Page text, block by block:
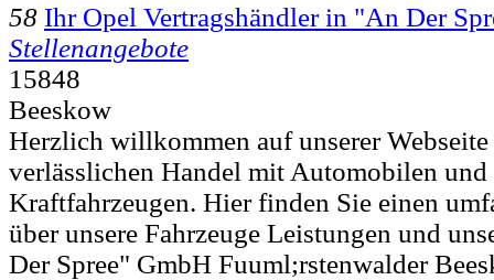
58 Ihr Opel Vertragshändler in "An Der
Stellenangebote
15848
Beeskow
Herzlich willkommen auf unserer
verlässlichen Handel mit Automobilen und
Kraftfahrzeugen. Hier finden Sie einen
über unsere Fahrzeuge Leistungen und
Der Spree" GmbH Fuuml;rstenwalder